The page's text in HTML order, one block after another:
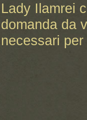
Lady Ilamrei
domanda da
necessari